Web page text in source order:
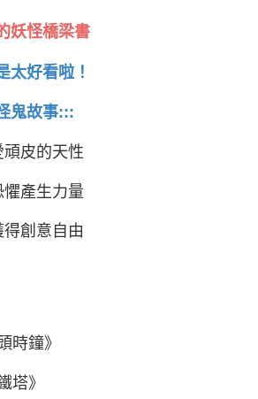
妖怪橋梁書
太好看啦！
鬼故事:::
皮的天性
產生力量
創意自由
時鐘》
塔》